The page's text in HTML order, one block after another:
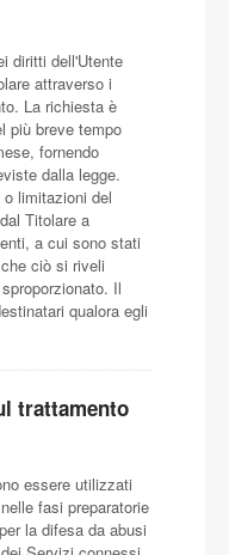
diritti dell'Utente
attraverso i
La richiesta è
più breve tempo
fornendo
dalla legge.
limitazioni del
Titolare a
a cui sono stati
ciò si riveli
Il
qualora egli
trattamento
essere utilizzati
fasi preparatorie
la difesa da abusi